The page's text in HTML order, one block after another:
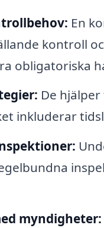
En
kontroll
obligatoriska
De
inkluderar
myndigheter: